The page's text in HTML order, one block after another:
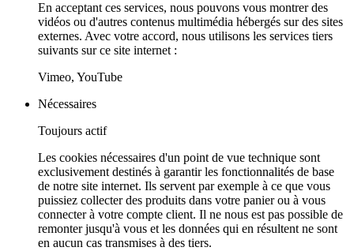
En acceptant ces services, nous pouvons vous montrer des
vidéos ou d'autres contenus multimédia hébergés sur des sites
externes. Avec votre accord, nous utilisons les services tiers
suivants sur ce site internet :
Vimeo, YouTube
Nécessaires
Toujours actif
Les cookies nécessaires d'un point de vue technique sont
exclusivement destinés à garantir les fonctionnalités de base
de notre site internet. Ils servent par exemple à ce que vous
puissiez collecter des produits dans votre panier ou à vous
connecter à votre compte client. Il ne nous est pas possible de
remonter jusqu'à vous et les données qui en résultent ne sont
en aucun cas transmises à des tiers.